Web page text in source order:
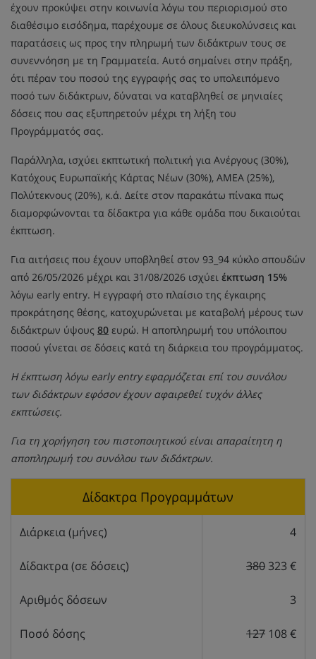
έχουν προκύψει στην κοινωνία λόγω του περιορισμού στο
διαθέσιμο εισόδημα, παρέχουμε σε όλους διευκολύνσεις και
παρατάσεις ως προς την πληρωμή των διδάκτρων τους σε
συνεννόηση με τη Γραμματεία. Αυτό σημαίνει στην πράξη,
ότι πέραν του ποσού της εγγραφής σας το υπολειπόμενο
ποσό των διδάκτρων, δύναται να καταβληθεί σε μηνιαίες
δόσεις που σας εξυπηρετούν μέχρι τη λήξη του
Προγράμματός σας.
Παράλληλα, ισχύει εκπτωτική πολιτική για Ανέργους (30%),
Κατόχους Ευρωπαϊκής Κάρτας Νέων (30%), ΑΜΕΑ (25%),
Πολύτεκνους (20%), κ.ά. Δείτε στον παρακάτω πίνακα πως
διαμορφώνονται τα δίδακτρα για κάθε ομάδα που δικαιούται
έκπτωση.
Για αιτήσεις που έχουν υποβληθεί στον 93_94 κύκλο σπουδών
από 26/05/2026 μέχρι και 31/08/2026 ισχύει έκπτωση 15%
λόγω early entry. Η εγγραφή στο πλαίσιο της έγκαιρης
προκράτησης θέσης, κατοχυρώνεται με καταβολή μέρους των
διδάκτρων ύψους 80 ευρώ. Η αποπληρωμή του υπόλοιπου
ποσού γίνεται σε δόσεις κατά τη διάρκεια του προγράμματος.
Η έκπτωση λόγω early entry εφαρμόζεται επί του συνόλου
των διδάκτρων εφόσον έχουν αφαιρεθεί τυχόν άλλες
εκπτώσεις.
Για τη χορήγηση του πιστοποιητικού είναι απαραίτητη η
αποπληρωμή του συνόλου των διδάκτρων.
Δίδακτρα Προγραμμάτων
Διάρκεια (μήνες) 4
Δίδακτρα (σε δόσεις) 380 323 €
Αριθμός δόσεων 3
Ποσό δόσης 127 108 €